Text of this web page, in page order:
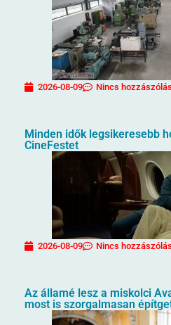
2026-08-09 Nincs hozzászólás
Minden idők legsikeresebb
CineFestet
2026-08-09 Nincs hozzászólás
Az államé lesz a miskolci
most is szorgalmasan